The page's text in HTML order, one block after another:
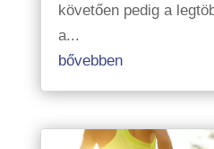
követően pedig a
a...
bővebben